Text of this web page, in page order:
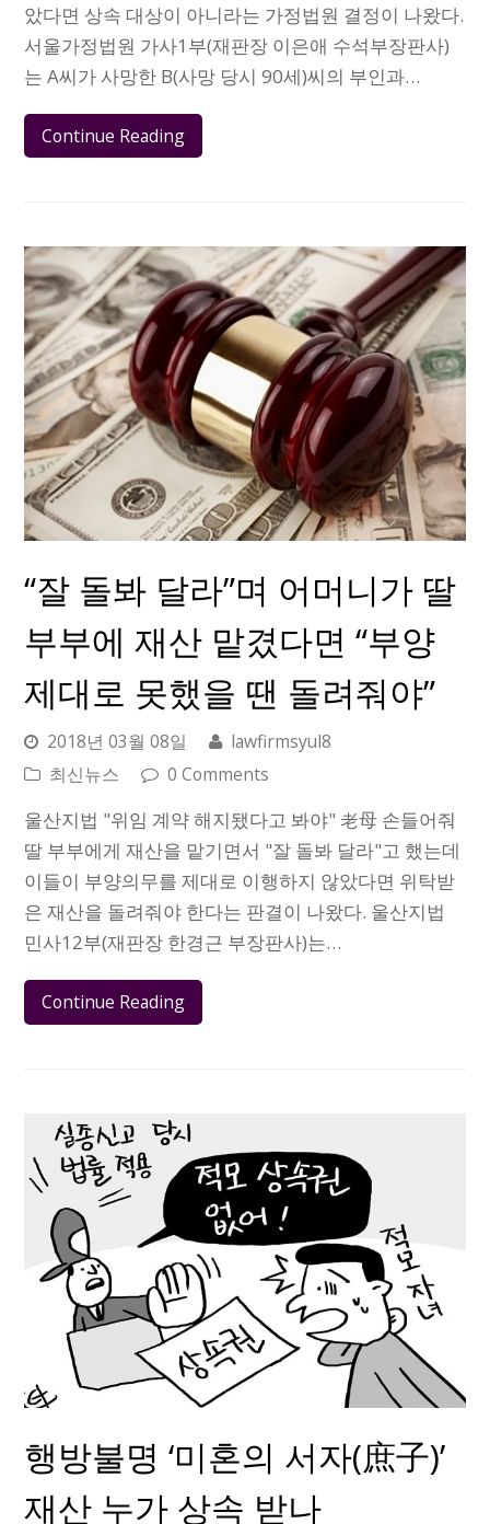
았다면 상속 대상이 아니라는 가정법원 결정이 나왔다.
서울가정법원 가사1부(재판장 이은애 수석부장판사)
는 A씨가 사망한 B(사망 당시 90세)씨의 부인과…
Continue Reading
“잘 돌봐 달라”며 어머니가 딸
부부에 재산 맡겼다면 “부양
제대로 못했을 땐 돌려줘야”
2018년 03월 08일
lawfirmsyul8
최신뉴스
0 Comments
울산지법 "위임 계약 해지됐다고 봐야" 老母 손들어줘
딸 부부에게 재산을 맡기면서 "잘 돌봐 달라"고 했는데
이들이 부양의무를 제대로 이행하지 않았다면 위탁받
은 재산을 돌려줘야 한다는 판결이 나왔다. 울산지법
민사12부(재판장 한경근 부장판사)는…
Continue Reading
행방불명 ‘미혼의 서자(庶子)’
재산 누가 상속 받나